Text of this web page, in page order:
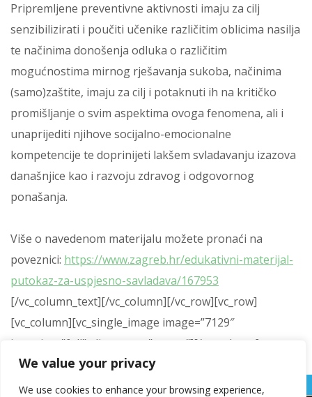
We value your privacy
We use cookies to enhance your browsing experience,
Pripremljene preventivne aktivnosti imaju za cilj
senzibilizirati i poučiti učenike različitim oblicima nasilja
te načinima donošenja odluka o različitim
mogućnostima mirnog rješavanja sukoba, načinima
(samo)zaštite, imaju za cilj i potaknuti ih na kritičko
promišljanje o svim aspektima ovoga fenomena, ali i
unaprijediti njihove socijalno-emocionalne
kompetencije te doprinijeti lakšem svladavanju izazova
današnjice kao i razvoju zdravog i odgovornog
ponašanja.
Više o navedenom materijalu možete pronaći na
poveznici: https://www.zagreb.hr/edukativni-materijal-
putokaz-za-uspjesno-savladava/167953
[/vc_column_text][/vc_column][/vc_row][vc_row]
[vc_column][vc_single_image image=”7129″
img_size=”full” alignment=”center”][/vc_column]
[/vc_row]